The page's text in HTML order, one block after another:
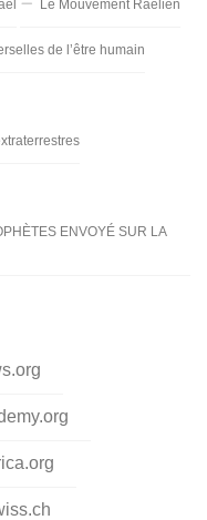
Le Mouvement Raélien
de l’être humain
ENVOYÉ SUR LA